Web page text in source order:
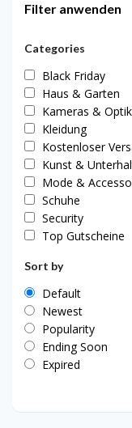
Filter anwenden
Categories
Black Friday
Haus & Garten
Kameras & Optik
Kleidung
Kostenloser
Kunst &
Mode &
Schuhe
Security
Top Gutscheine
Sort by
Default
Newest
Popularity
Ending Soon
Expired